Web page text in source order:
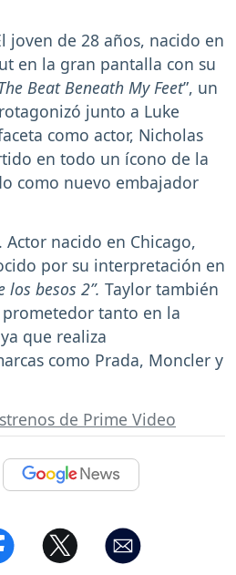
joven de 28 años, nacido en
en la gran pantalla con su
Beat Beneath My Feet”, un
junto a Luke
como actor, Nicholas
en todo un ícono de la
como nuevo embajador
. Actor nacido en Chicago,
por su interpretación en
los besos 2”. Taylor también
tanto en la
que realiza
como Prada, Moncler y
de Prime Video